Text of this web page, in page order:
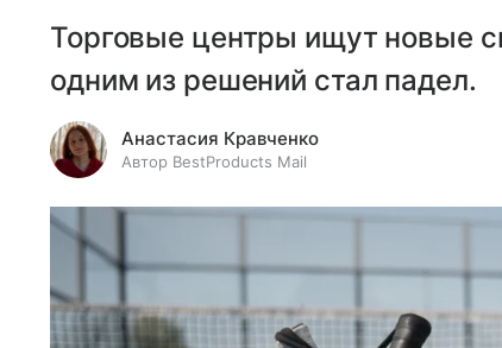
Торговые центры ищут новые
одним из решений стал падел.
Анастасия Кравченко
Автор BestProducts Mail